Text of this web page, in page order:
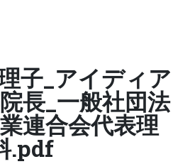
子_アイディア
長_一般社団法
連合会代表理
.pdf